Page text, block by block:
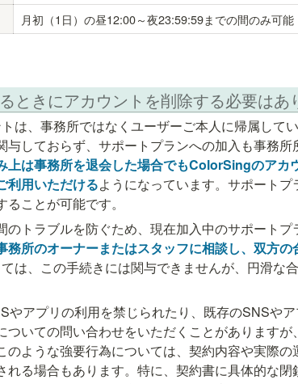
月初（1日）の昼12:00～夜23:59:59までの間のみ可能
ときにアカウントを削除する必要はあ
は、事務所ではなくユーザーご本人に帰属して
与しておらず、サポートプランへの加入も事務
上は事務所を退会した場合でもColorSingのアカ
利用いただけるようになっています。サポート
ことが可能です。
のトラブルを防ぐため、現在加入中のサポート
務所のオーナーまたはスタッフに相談し、双方
は、この手続きには関与できませんが、円滑な
やアプリの利用を禁じられたり、既存のSNSや
ついての問い合わせをいただくことがあります
のような強要行為については、契約内容や実際
れる場合もあります。特に、契約書に具体的な